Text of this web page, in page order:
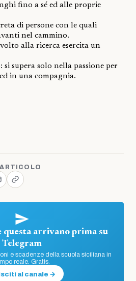
fino a sé ed alle proprie
di persone con le quali
nel cammino.
alla ricerca esercita un
si supera solo nella passione per
in una compagnia.
questa arrivano prima su
Telegram
e scadenze della scuola siciliana in
reale. Gratis.
al canale →